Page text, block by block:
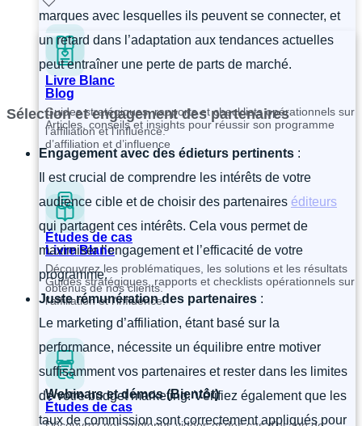
Livre Blanc
Guides stratégiques, rapports et checklists opérationnels sur
l’affiliation et l’influence.
Études de cas
Découvrez les problématiques, les solutions et les résultats
obtenus de nos clients.
Webinars et démos (Bientôt)
Blog
Articles, conseils et insights pour réussir son programme
d’affiliation et d’influence
Livre Blanc
Guides stratégiques, rapports et checklists opérationnels sur
l’affiliation et l’influence.
Études de cas
marques avec lesquelles ils peuvent se connecter, et
un retard dans l’adaptation aux tendances actuelles
peut entraîner une perte de parts de marché.
Sélection et engagement des partenaires
Engagement avec des édieturs pertinents :
Il est crucial de comprendre les intérêts de votre
audience cible et de choisir des partenaires éditeurs
qui partagent ces intérêts. Cela vous permet de
maximiser l’engagement et l’efficacité de votre
programme.
Juste rémunération des partenaires :
Le marketing d’affiliation, étant basé sur la
performance, nécessite un équilibre entre motiver
suffisamment vos partenaires et rester dans les limites
de votre budget marketing. Vérifiez également que les
taux de commission sont correctement appliqués pour